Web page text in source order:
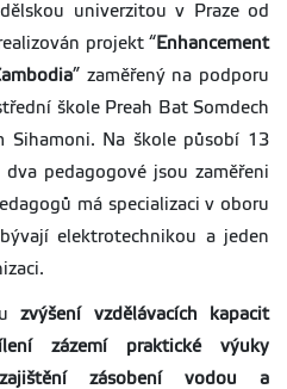
univerzitou v Praze od
projekt “Enhancement
” zaměřený na podporu
škole Preah Bat Somdech
Sihamoni. Na škole působí 13
pedagogové jsou zaměřeni
má specializaci v oboru
elektrotechnikou a jeden
zvýšení vzdělávacích kapacit
zázemí praktické výuky
zásobení vodou a